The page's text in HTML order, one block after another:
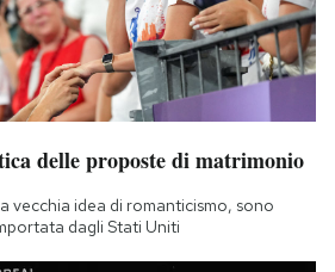
delle proposte di matrimonio
vecchia idea di romanticismo, sono
dagli Stati Uniti